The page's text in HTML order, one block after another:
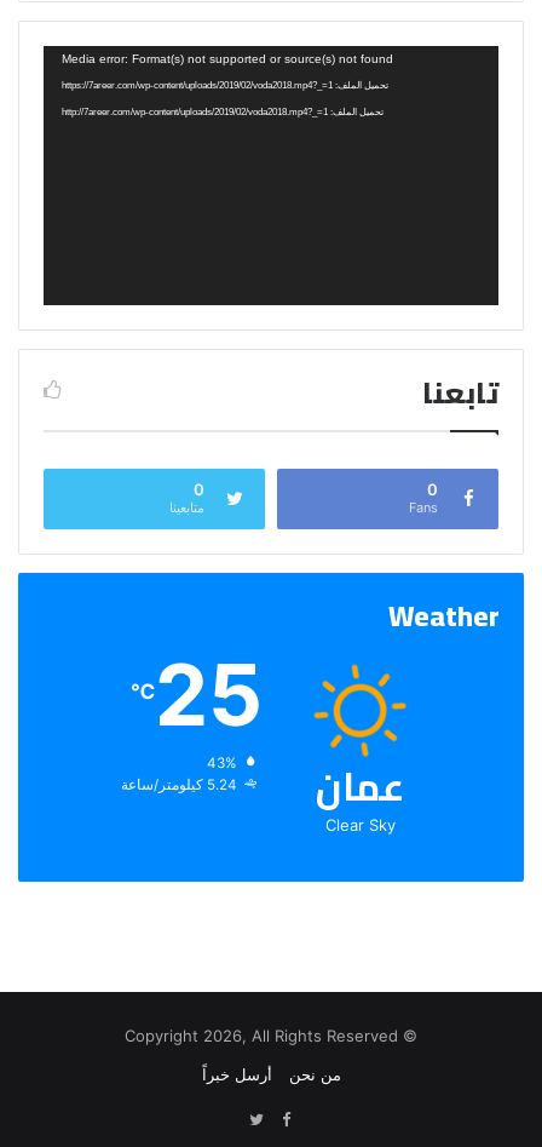
Media error: Format(s) not supported or source(s) not found
تحميل الملف: https://7areer.com/wp-content/uploads/2019/02/voda2018.mp4?_=1
تحميل الملف: http://7areer.com/wp-content/uploads/2019/02/voda2018.mp4?_=1
تابعنا
0
Fans
0
متابعينا
Weather
عمان
Clear Sky
25
℃
الرطوبة:
الرياح:
© Copyright 2026, All Rights Reserved
من نحن
أرسل خبراً